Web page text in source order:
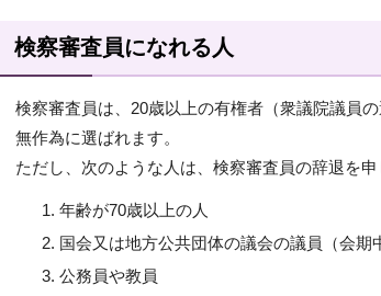
検察審査員になれる人
検察審査員は、20歳以上の有権者（衆議院議員
無作為に選ばれます。
ただし、次のような人は、検察審査員の辞退を申
年齢が70歳以上の人
国会又は地方公共団体の議会の議員（会期
公務員や教員